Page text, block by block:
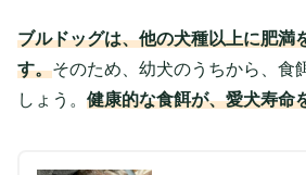
ブルドッグは、他の犬種以上に肥満
す。そのため、幼犬のうちから、食
しょう。 健康的な食餌が、愛犬寿命